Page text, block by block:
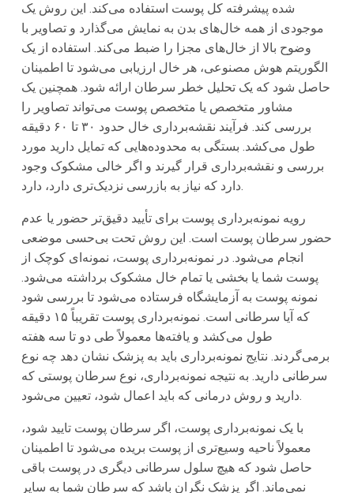
شده پیشرفته کل پوست استفاده می‌کند. این روش یک
موجودی از همه خال‌های بدن به نمایش می‌گذارد و تصاویر با
وضوح بالا از خال‌های مجزا را ضبط می‌کند. استفاده از یک
الگوریتم هوش مصنوعی، هر خال ارزیابی می‌شود تا اطمینان
حاصل شود که یک تحلیل خطر سرطان ارائه شود. همچنین یک
مشاور متخصص یا متخصص پوست می‌تواند تصاویر را
بررسی کند. فرآیند نقشه‌برداری خال حدود ۳۰ تا ۶۰ دقیقه
طول می‌کشد. بستگی به محدوده‌هایی که تمایل دارید مورد
بررسی و نقشه‌برداری قرار گیرند و اگر خالی مشکوک وجود
دارد که نیاز به بازرسی نزدیک‌تری دارد، دارد.
رویه نمونه‌برداری پوست برای تأیید دقیق‌تر حضور یا عدم
حضور سرطان پوست است. این روش تحت بی‌حسی موضعی
انجام می‌شود. در نمونه‌برداری پوست، نمونه‌ای کوچک از
پوست شما یا بخشی یا تمام خال مشکوک برداشته می‌شود.
نمونه پوست به آزمایشگاه فرستاده می‌شود تا بررسی شود
که آیا سرطانی است. نمونه‌برداری پوست تقریباً ۱۵ دقیقه
طول می‌کشد و یافته‌ها معمولاً طی دو تا سه هفته
برمی‌گردند. نتایج نمونه‌برداری باید به پزشک نشان دهد چه نوع
سرطانی دارید. به نتیجه نمونه‌برداری، نوع سرطان پوستی که
دارید و روش درمانی که باید اعمال شود، تعیین می‌شود.
با یک نمونه‌برداری پوست، اگر سرطان پوست تایید شود،
معمولاً ناحیه وسیع‌تری از پوست بریده می‌شود تا اطمینان
حاصل شود که هیچ سلول سرطانی دیگری در پوست باقی
نمی‌ماند. اگر پزشک نگران باشد که سرطان شما به سایر